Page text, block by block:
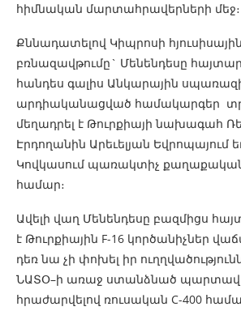
հիմնական մարտահրավերների մեջ։
Քննադատելով Կիպրոսի
բռնազավթումը` Մենենդեսը
հանդես գալիս Անկարային
արդիականացված համակարգեր
մեղադրել է Թուրքիայի նախագահ
Էրդողանին Արեւելյան Եվրոպայում
Կովկասում պառակտիչ
համար։
Ավելի վաղ Մենենդեսը բազմիցս
է Թուրքիային F-16 կործանիչներ
դեռ նա չի փոխել իր
ՆԱՏՕ–ի առաջ ստանձնած
հրաժարվելով ռուսական С-400